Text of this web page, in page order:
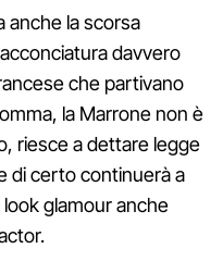
anche la scorsa
davvero
che partivano
la Marrone non è
riesce a dettare legge
di certo continuerà a
glamour anche